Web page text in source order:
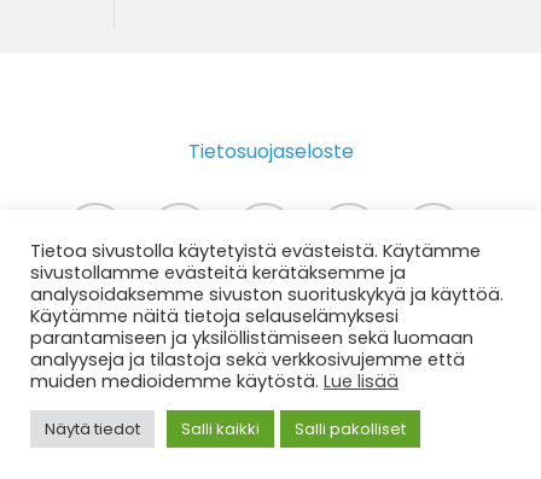
Tietosuojaseloste
twitter facebook instagram phone email
© 2026 Disco Digimedia - Somemarkknointia
matkailuyrityksille - matkailumarkkinointia.
Tietoa sivustolla käytetyistä evästeistä. Käytämme
sivustollamme evästeitä kerätäksemme ja
analysoidaksemme sivuston suorituskykyä ja käyttöä.
Käytämme näitä tietoja selauselämyksesi
parantamiseen ja yksilöllistämiseen sekä luomaan
analyyseja ja tilastoja sekä verkkosivujemme että
muiden medioidemme käytöstä. Lue lisää
Näytä tiedot Salli kaikki Salli pakolliset